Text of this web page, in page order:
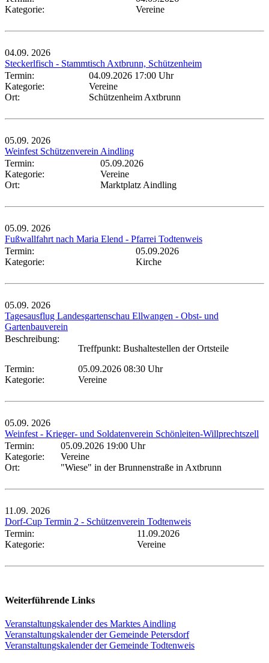
Kategorie:
Vereine
04.09. 2026
Steckerlfisch - Stammtisch Axtbrunn, Schützenheim
Termin:
04.09.2026 17:00 Uhr
Kategorie:
Vereine
Ort:
Schützenheim Axtbrunn
05.09. 2026
Weinfest Schützenverein Aindling
Termin:
05.09.2026
Kategorie:
Vereine
Ort:
Marktplatz Aindling
05.09. 2026
Fußwallfahrt nach Maria Elend - Pfarrei Todtenweis
Termin:
05.09.2026
Kategorie:
Kirche
05.09. 2026
Tagesausflug Landesgartenschau Ellwangen - Obst- und
Gartenbauverein
Beschreibung:
Treffpunkt: Bushaltestellen der Ortsteile
Termin:
05.09.2026 08:30 Uhr
Kategorie:
Vereine
05.09. 2026
Weinfest - Krieger- und Soldatenverein Schönleiten-Willprechtszell
Termin:
05.09.2026 19:00 Uhr
Kategorie:
Vereine
Ort:
"Wiese" in der Brunnenstraße in Axtbrunn
11.09. 2026
Dorf-Cup Termin 2 - Schützenverein Todtenweis
Termin:
11.09.2026
Kategorie:
Vereine
Weiterführende Links
Veranstaltungskalender des Marktes Aindling
Veranstaltungskalender der Gemeinde Petersdorf
Veranstaltungskalender der Gemeinde Todtenweis